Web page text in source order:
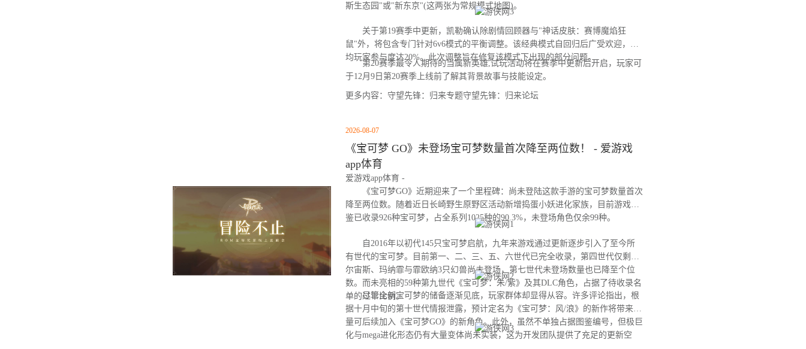
斯生态园"或"新东京"(这两张为常规模式地图)。
关于第19赛季中更新，凯勒确认除剧情回顾器与"神话皮肤：赛博魔焰狂
鼠"外，将包含专门针对6v6模式的平衡调整。该经典模式自回归后广受欢迎，日
均玩家参与度达20%。此次调整旨在修复该模式下出现的部分问题。
第20赛季最令人期待的当属新英雄,试玩活动将在赛季中更新后开启，玩家可
于12月9日第20赛季上线前了解其背景故事与技能设定。
更多内容：守望先锋：归来专题守望先锋：归来论坛
2026-08-07
《宝可梦 GO》未登场宝可梦数量首次降至两位数！ - 爱游戏
app体育
爱游戏app体育 -
《宝可梦GO》近期迎来了一个里程碑：尚未登陆这款手游的宝可梦数量首次
降至两位数。随着近日长崎野生原野区活动新增捣蛋小妖进化家族，目前游戏图
鉴已收录926种宝可梦，占全系列1025种的90.3%，未登场角色仅余99种。
自2016年以初代145只宝可梦启航，九年来游戏通过更新逐步引入了至今所
有世代的宝可梦。目前第一、二、三、五、六世代已完全收录，第四世代仅剩阿
尔宙斯、玛纳霏与霏欧纳3只幻兽尚未登场，第七世代未登场数量也已降至个位
数。而未亮相的59种第九世代《宝可梦：朱/紫》及其DLC角色，占据了待收录名
单的过半比例。
尽管全新宝可梦的储备逐渐见底，玩家群体却显得从容。许多评论指出，根
据十月中旬的第十世代情报泄露，预计定名为《宝可梦：风/浪》的新作将带来大
量可后续加入《宝可梦GO》的新角色。此外，虽然不单独占据图鉴编号，但极巨
化与mega进化形态仍有大量变体尚未实装，这为开发团队提供了充足的更新空